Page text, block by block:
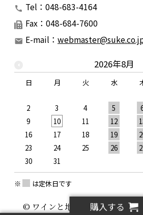
購入する
Tel：048-683-4164
Fax：048-684-7600
E-mail：
2026年8月
日 月 火 水
2
3 4 5
9
10 11 12
16
17 18 19
23
24 25 26
30
31
※ は定休日です
© ワインと地酒の助次郎酒店